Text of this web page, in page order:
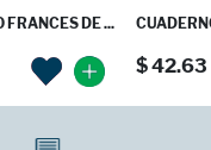
FRANCES DE ...
$ 42.63